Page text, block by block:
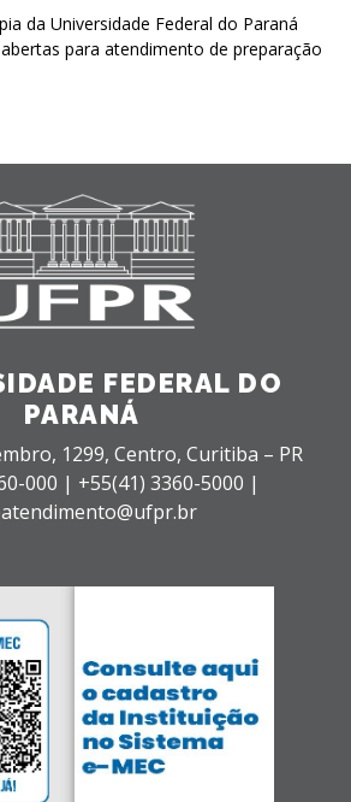
da Universidade Federal do Paraná
para atendimento de preparação
FEDERAL DO
PARANÁ
1299, Centro, Curitiba – PR
000 | +55(41) 3360-5000 |